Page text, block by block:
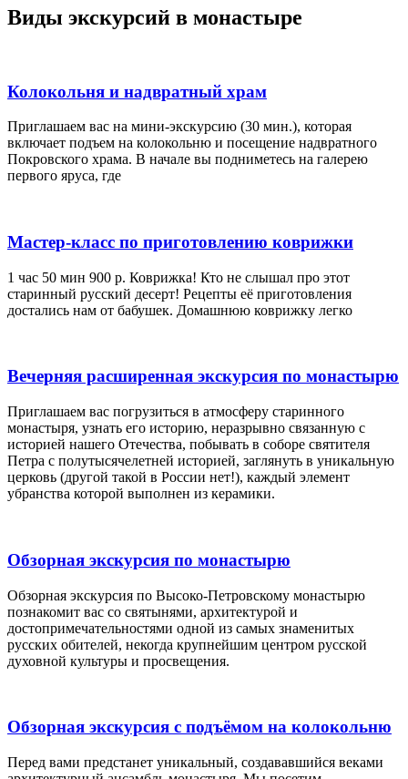
Виды экскурсий в монастыре
Колокольня и надвратный храм
Приглашаем вас на мини-экскурсию (30 мин.), которая
включает подъем на колокольню и посещение надвратного
Покровского храма. В начале вы подниметесь на галерею
первого яруса, где
Мастер-класс по приготовлению коврижки
1 час 50 мин 900 р. Коврижка! Кто не слышал про этот
старинный русский десерт! Рецепты её приготовления
достались нам от бабушек. Домашнюю коврижку легко
Вечерняя расширенная экскурсия по монастырю
Приглашаем вас погрузиться в атмосферу старинного
монастыря, узнать его историю, неразрывно связанную с
историей нашего Отечества, побывать в соборе святителя
Петра с полутысячелетней историей, заглянуть в уникальную
церковь (другой такой в России нет!), каждый элемент
убранства которой выполнен из керамики.
Обзорная экскурсия по монастырю
Обзорная экскурсия по Высоко-Петровскому монастырю
познакомит вас со святынями, архитектурой и
достопримечательностями одной из самых знаменитых
русских обителей, некогда крупнейшим центром русской
духовной культуры и просвещения.
Обзорная экскурсия с подъёмом на колокольню
Перед вами предстанет уникальный, создававшийся веками